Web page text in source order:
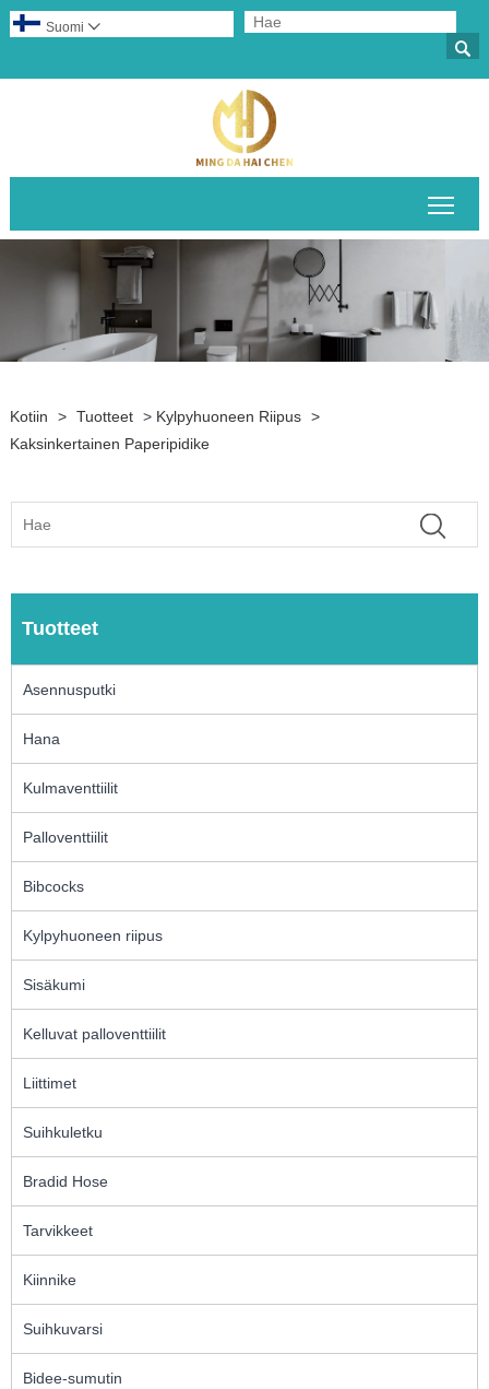

Suomi 
Kotiin > Tuotteet > Kylpyhuoneen Riipus >
Kaksinkertainen Paperipidike
Tuotteet
Asennusputki
Hana
Kulmaventtiilit
Palloventtiilit
Bibcocks
Kylpyhuoneen riipus
Sisäkumi
Kelluvat palloventtiilit
Liittimet
Suihkuletku
Bradid Hose
Tarvikkeet
Kiinnike
Suihkuvarsi
Bidee-sumutin